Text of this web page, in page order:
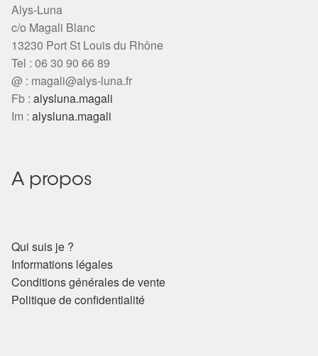
Alys-Luna
c/o Magali Blanc
13230 Port St Louis du Rhône
Tel : 06 30 90 66 89
@ : magali@alys-luna.fr
Fb : alysluna.magali
Im : alysluna.magali
A propos
Qui suis je ?
Informations légales
Conditions générales de vente
Politique de confidentialité